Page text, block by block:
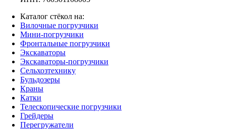
Каталог стёкол на:
Вилочные погрузчики
Мини-погрузчики
Фронтальные погрузчики
Экскаваторы
Экскаваторы-погрузчики
Сельхозтехнику
Бульдозеры
Краны
Катки
Телескопические погрузчики
Грейдеры
Перегружатели